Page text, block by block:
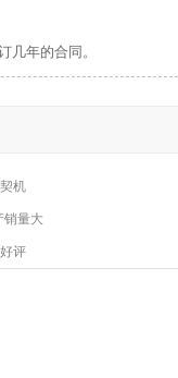
几年的合同。
机
销量大
评